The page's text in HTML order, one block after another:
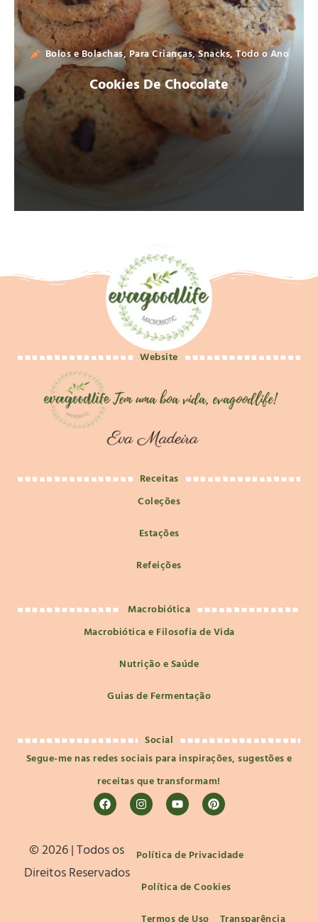
Bolos e Bolachas,Para Crianças,Snacks,Todo o Ano
Cookies De Chocolate
Website
Receitas
Coleções
Estações
Refeições
Macrobiótica
Macrobiótica e Filosofia de Vida
Nutrição e Saúde
Guias de Fermentação
Social
Segue-me nas redes sociais para inspirações, sugestões e
receitas que transformam!
©️ 2026 | Todos os
Direitos Reservados
Política de Privacidade
Política de Cookies